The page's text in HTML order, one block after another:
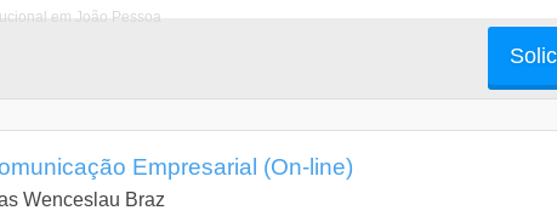
em João Pessoa
Empresarial (On-line)
Wenceslau Braz